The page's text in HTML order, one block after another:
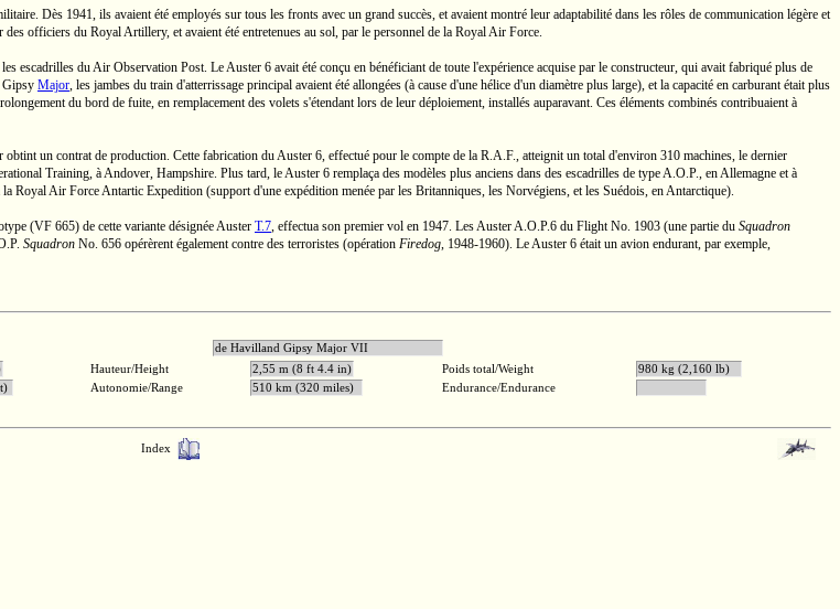
Dès 1941, ils avaient été employés sur tous les fronts avec un grand succès, et avaient montré leur adaptabilité dans les rôles de communication légère et
officiers du Royal Artillery, et avaient été entretenues au sol, par le personnel de la Royal Air Force.
escadrilles du Air Observation Post. LeAuster 6 avait été conçu en bénéficiant de toute l'expérience acquise par le constructeur, qui avait fabriqué plus de
Gipsy Major, les jambes du train d'atterrissage principal avaient été allongées (à cause d'une hélice d'un diamètre plus large), et la capacité en carburant était plus
du bord de fuite, en remplacement des volets s'étendant lors de leur déploiement, installés auparavant. Ces éléments combinés contribuaient à
obtint un contrat de production. Cette fabrication duAuster 6, effectué pour le compte de la R.A.F., atteignit un total d'environ 310 machines, le dernier
Training, à Andover, Hampshire. Plus tard, leAuster 6 remplaça des modèles plus anciens dans des escadrilles de typeA.O.P., en Allemagne et à
Royal Air Force Antartic Expedition (support d'une expédition menée par les Britanniques, les Norvégiens, et les Suédois, en Antarctique).
(VF 665) de cette variante désignée Auster T.7, effectua son premier vol en 1947. Les AusterA.O.P.6 du FlightNo. 1903 (une partie du Squadron
Squadron No. 656 opérèrent également contre des terroristes (opération Firedog, 1948-1960). LeAuster 6 était un avion endurant, par exemple,
de Havilland Gipsy Major VII
Hauteur/Height 2,55 m (8 ft 4.4 in) Poids total/Weight
980 kg (2,160 lb)
Autonomie/Range 510 km (320 miles) Endurance/Endurance
Index